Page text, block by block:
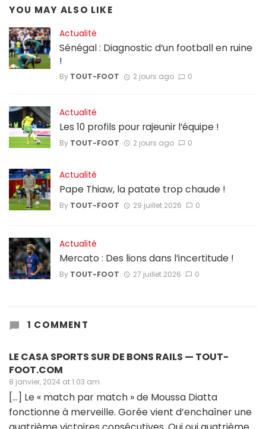
YOU MAY ALSO LIKE
Actualité
Sénégal : Diagnostic d’un football en ruine
!
By TOUT-FOOT 2 jours ago 0
Actualité
Les 10 profils pour rajeunir l’équipe !
By TOUT-FOOT 2 jours ago 0
Actualité
Pape Thiaw, la patate trop chaude !
By TOUT-FOOT 29 juillet 2026 0
Actualité
Mercato : Des lions dans l’incertitude !
By TOUT-FOOT 27 juillet 2026 0
1 COMMENT
LE CASA SPORTS SUR DE BONS RAILS — TOUT-
FOOT.COM
8 janvier, 2024 at 1:03 am
[…] Le « match par match » de Moussa Diatta
fonctionne à merveille. Gorée vient d’enchaîner une